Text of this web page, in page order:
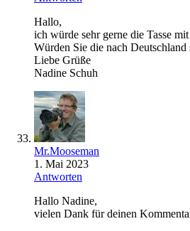
Hallo,
ich würde sehr gerne die Tasse
Würden Sie die nach Deutschland
Liebe Grüße
Nadine Schuh
Mr.Mooseman
1. Mai 2023
Antworten
Hallo Nadine,
vielen Dank für deinen